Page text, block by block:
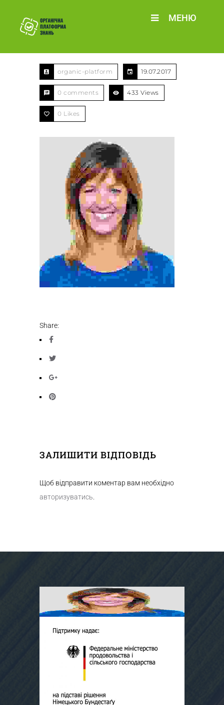
МЕНЮ
organic-platform 19.07.2017
0 comments 433 Views
0 Likes
Share:
ЗАЛИШИТИ ВІДПОВІДЬ
Щоб відправити коментар вам необхідно
авторизуватись.